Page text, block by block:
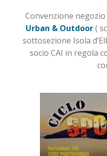
Convenzione negozio
Urban & Outdoor(
sottosezione Isola
socio CAI in regola